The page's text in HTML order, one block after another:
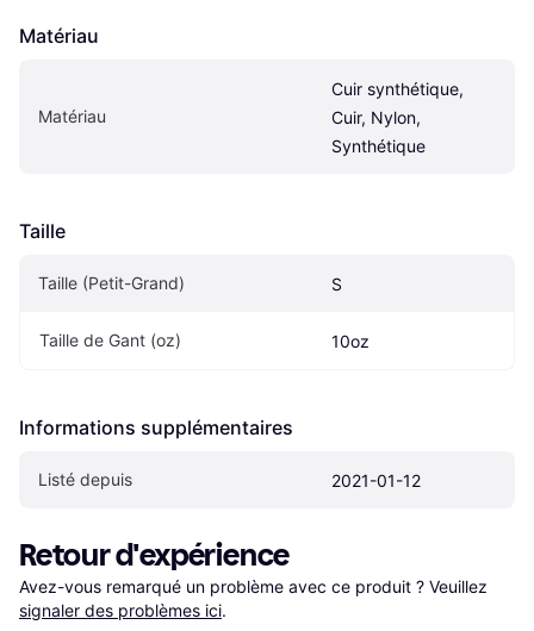
Matériau
Matériau
Cuir synthétique,
Cuir, Nylon,
Synthétique
Taille
Taille (Petit-Grand) S
Taille de Gant (oz) 10oz
Informations supplémentaires
Listé depuis 2021-01-12
Retour d'expérience
Avez-vous remarqué un problème avec ce produit ? Veuillez
signaler des problèmes ici.